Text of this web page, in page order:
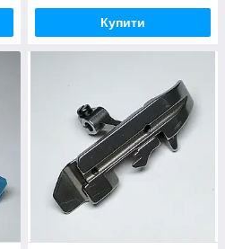
Купити